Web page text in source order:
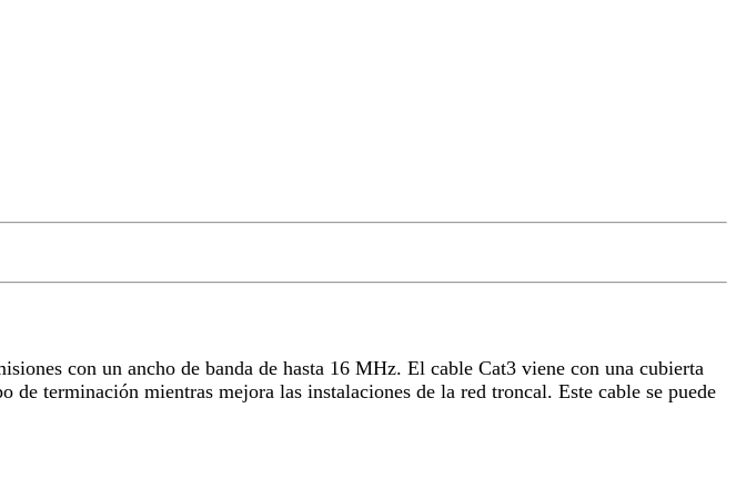
con un ancho de banda de hasta 16 MHz. El cable Cat3 viene con una cubierta
terminación mientras mejora las instalaciones de la red troncal. Este cable se puede